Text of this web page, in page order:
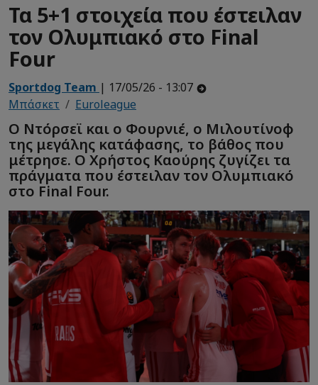
Τα 5+1 στοιχεία που έστειλαν
τον Ολυμπιακό στο Final
Four
Sportdog Team | 17/05/26 - 13:07
Μπάσκετ
Euroleague
Ο Ντόρσεϊ και ο Φουρνιέ, ο Μιλουτίνοφ
της μεγάλης κατάφασης, το βάθος που
μέτρησε. Ο Χρήστος Καούρης ζυγίζει τα
πράγματα που έστειλαν τον Ολυμπιακό
στο Final Four.